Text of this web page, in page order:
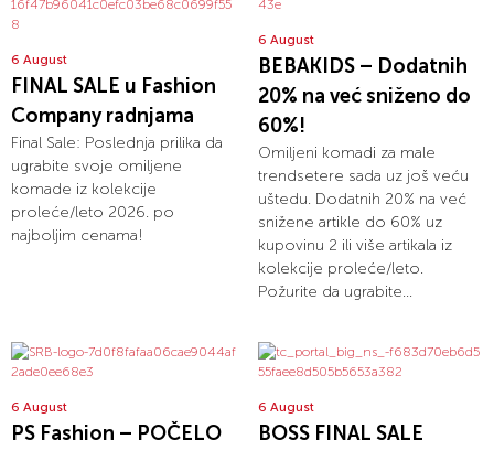
6 August
FINAL SALE u Fashion
Company radnjama
Final Sale: Poslednja prilika da
ugrabite svoje omiljene
komade iz kolekcije
proleće/leto 2026. po
najboljim cenama!
6 August
BEBAKIDS – Dodatnih
20% na već sniženo do
60%!
Omiljeni komadi za male
trendsetere sada uz još veću
uštedu. Dodatnih 20% na već
snižene artikle do 60% uz
kupovinu 2 ili više artikala iz
kolekcije proleće/leto.
Požurite da ugrabite...
6 August
PS Fashion – POČELO
6 August
BOSS FINAL SALE